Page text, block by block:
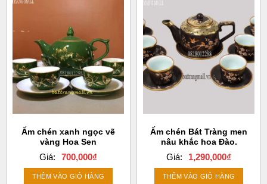
Ấm chén xanh ngọc vẽ
vàng Hoa Sen
Giá: 700,000₫
THÊM VÀO GIỎ HÀNG
Ấm chén Bát Tràng men
nâu khắc hoa Đào.
Giá: 1,290,000₫
THÊM VÀO GIỎ HÀNG